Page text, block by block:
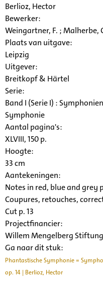
Berlioz, Hector
Bewerker:
Weingartner, F. ; Malherbe,
Plaats van uitgave:
Leipzig
Uitgever:
Breitkopf & Härtel
Serie:
Band I (Serie I) :
Symphonie
Aantal pagina's:
XLVIII, 150 p.
Hoogte:
33 cm
Aantekeningen:
Notes in red, blue and grey
Coupures, retouches,
Cut p. 13
Projectfinancier:
Willem Mengelberg
Ga naar dit stuk:
Phantastische Symphonie =
op. 14 | Berlioz, Hector